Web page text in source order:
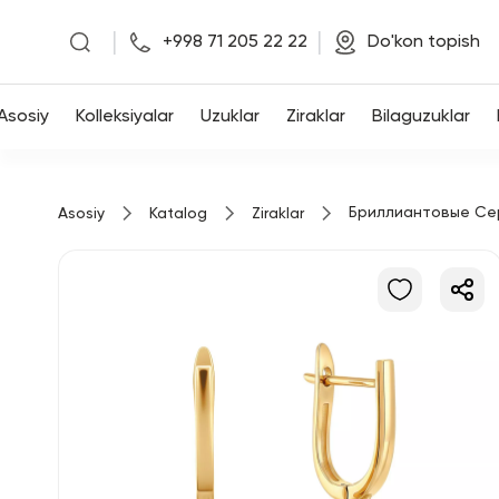
Asosiy
+998 71 205 22 22 Do'kon topish
Kolleksiyalar Uzuklar Ziraklar Bilaguzuklar
Asosiy Katalog Ziraklar Бриллиантовые